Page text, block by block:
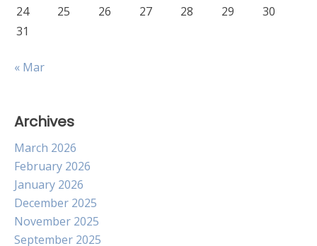
24
25 26 27 28 29
30
31
« Mar
Archives
March 2026
February 2026
January 2026
December 2025
November 2025
September 2025